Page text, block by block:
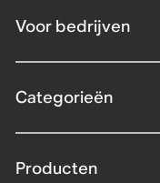
Voor bedrijven
Categorieën
Producten